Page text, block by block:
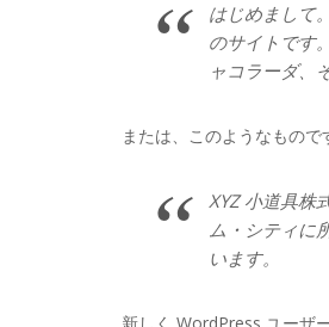
はじめまして
のサイトです
ャコラーダ、
または、このようなもので
XYZ 小道具株
ム・シティに
います。